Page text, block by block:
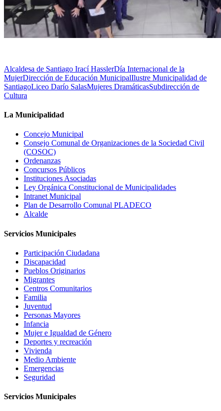
Alcaldesa de Santiago Irací HasslerDía Internacional de la
MujerDirección de Educación MunicipalIlustre Municipalidad de
SantiagoLiceo Darío SalasMujeres DramáticasSubdirección de
Cultura
La Municipalidad
Concejo Municipal
Consejo Comunal de Organizaciones de la Sociedad Civil
(COSOC)
Ordenanzas
Concursos Públicos
Instituciones Asociadas
Ley Orgánica Constitucional de Municipalidades
Intranet Municipal
Plan de Desarrollo Comunal PLADECO
Alcalde
Servicios Municipales
Participación Ciudadana
Discapacidad
Pueblos Originarios
Migrantes
Centros Comunitarios
Familia
Juventud
Personas Mayores
Infancia
Mujer e Igualdad de Género
Deportes y recreación
Vivienda
Medio Ambiente
Emergencias
Seguridad
Servicios Municipales